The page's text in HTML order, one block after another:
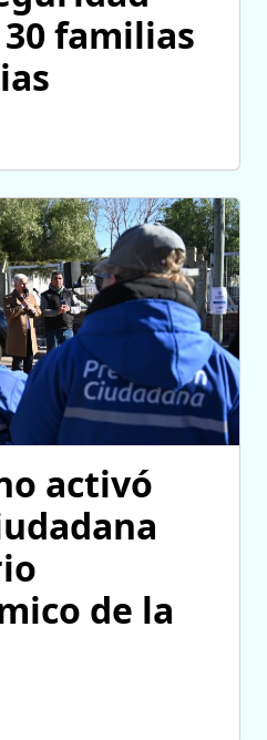
familias
activó
de la